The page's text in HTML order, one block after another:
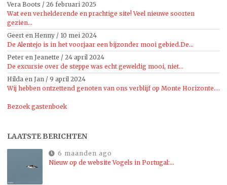
Vera Boots / 26 februari 2025
Wat een verhelderende en prachtige site! Veel nieuwe soorten
gezien...
Geert en Henny / 10 mei 2024
De Alentejo is in het voorjaar een bijzonder mooi gebied.De...
Peter en Jeanette / 24 april 2024
De excursie over de steppe was echt geweldig mooi, niet...
Hilda en Jan / 9 april 2024
Wij hebben ontzettend genoten van ons verblijf op Monte Horizonte....
Bezoek gastenboek
LAATSTE BERICHTEN
6 maanden ago
Nieuw op de website Vogels in Portugal:…